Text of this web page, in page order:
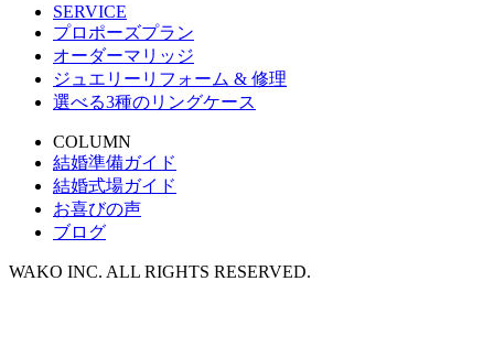
SERVICE
プロポーズプラン
オーダーマリッジ
ジュエリーリフォーム & 修理
選べる3種のリングケース
COLUMN
結婚準備ガイド
結婚式場ガイド
お喜びの声
ブログ
WAKO INC. ALL RIGHTS RESERVED.